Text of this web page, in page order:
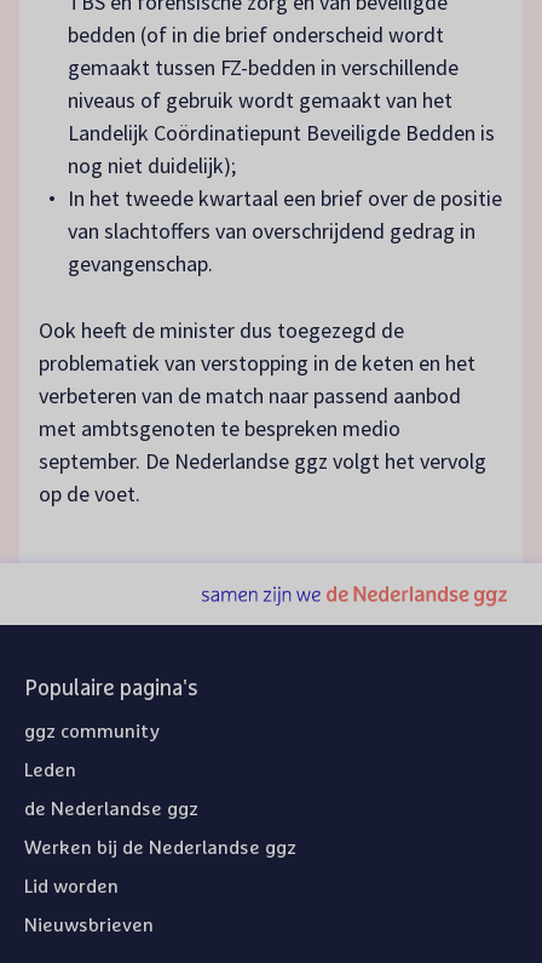
bedden (of in die brief onderscheid wordt
gemaakt tussen FZ-bedden in verschillende
niveaus of gebruik wordt gemaakt van het
Landelijk Coördinatiepunt Beveiligde Bedden is
nog niet duidelijk);
In het tweede kwartaal een brief over de positie
van slachtoffers van overschrijdend gedrag in
gevangenschap.
Ook heeft de minister dus toegezegd de
problematiek van verstopping in de keten en het
verbeteren van de match naar passend aanbod
met ambtsgenoten te bespreken medio
september. De Nederlandse ggz volgt het vervolg
op de voet.
Populaire pagina's
ggz community
Leden
de Nederlandse ggz
Werken bij de Nederlandse ggz
Lid worden
Nieuwsbrieven